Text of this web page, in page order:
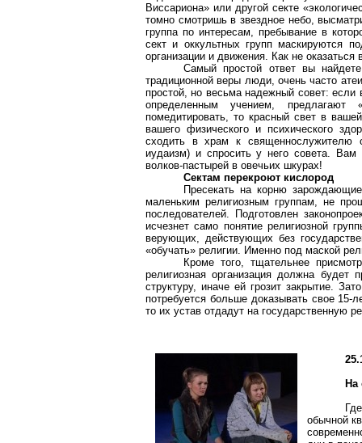
Виссариона» или другой секте
томно смотришь в звездное небо,
группа по интересам, пребывание в
сект и оккультных групп маскируются
организации и движения. Как не оказаться
Самый простой ответ вы
традиционной веры люди, очень часто
простой, но весьма надежный совет: если
определенным учением, предлагают
помедитировать, то красный свет в
вашего физического и психического
сходить в храм к священнослужителю
иудаизм) и спросить у него совета.
волков-пастырей в овечьих шкурах!
Сектам перекроют кислород
Пресекать на корню
маленьким религиозным группам, не
последователей. Подготовлен
исчезнет само понятие религиозной
верующих, действующих без
«обучать» религии. Именно под маской
Кроме того, тщательнее
религиозная организация должна будет
структуру, иначе ей грозит закрытие.
потребуется больше доказывать свое
то их устав отдадут на государственную
На
обычной